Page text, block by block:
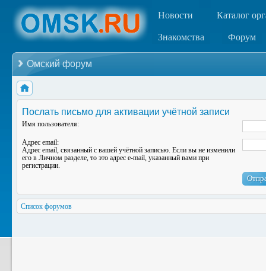
Новости Каталог
Знакомства Форум
Омский форум
Послать письмо для активации учётной записи
Имя пользователя:
Адрес email:
Адрес email, связанный с вашей учётной записью. Если вы не изменили
его в Личном разделе, то это адрес e-mail, указанный вами при
регистрации.
Список форумов